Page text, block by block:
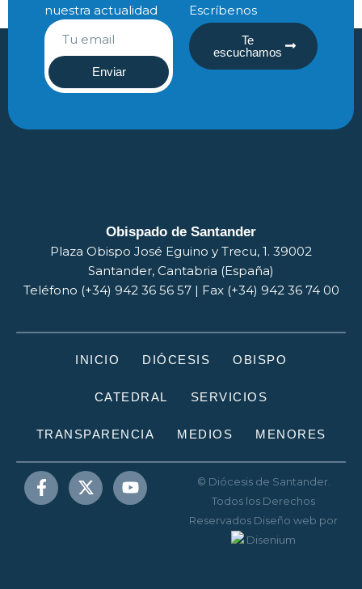
nuestra actualidad
Enviar
Escríbenos
Te
escuchamos
Obispado de Santander
Plaza Obispo José Eguino y Trecu, 1. 39002
Santander, Cantabria (España)
Teléfono (+34) 942 36 56 57 | Fax (+34) 942 36 74 00
INICIO DIÓCESIS OBISPO
CATEDRAL SERVICIOS
TRANSPARENCIA MEDIOS MENORES
© Diócesis de Santander.
Todos los Derechos
Reservados Diseño web por
Disenium